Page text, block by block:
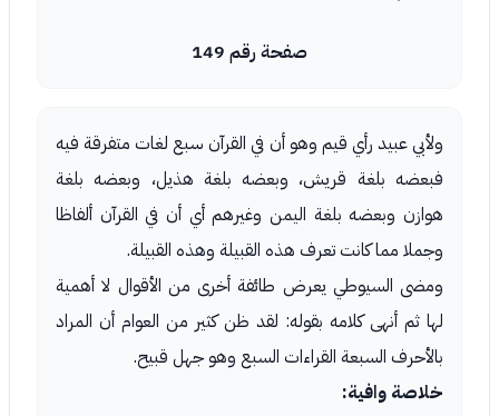
صفحة رقم 149
ولأبي عبيد رأي قيم وهو أن في القرآن سبع لغات متفرقة فيه
فبعضه بلغة قريش، وبعضه بلغة هذيل، وبعضه بلغة
هوازن وبعضه بلغة اليمن وغيرهم أي أن في القرآن ألفاظا
وجملا مما كانت تعرف هذه القبيلة وهذه القبيلة.
ومضى السيوطي يعرض طائفة أخرى من الأقوال لا أهمية
لها ثم أنهى كلامه بقوله: لقد ظن كثير من العوام أن المراد
بالأحرف السبعة القراءات السبع وهو جهل قبيح.
خلاصة وافية: